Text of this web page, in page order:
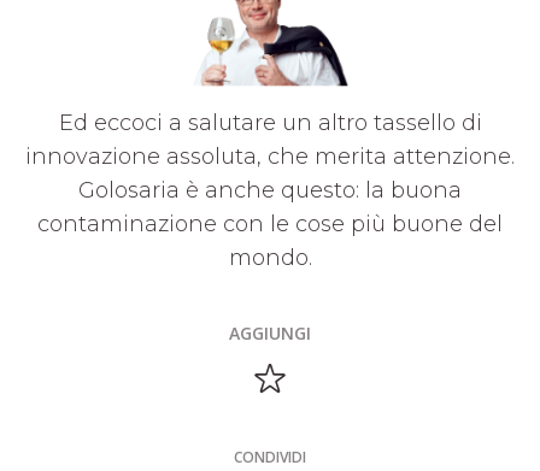
Ed eccoci a salutare un altro tassello di
innovazione assoluta, che merita attenzione.
Golosaria è anche questo: la buona
contaminazione con le cose più buone del
mondo.
AGGIUNGI
CONDIVIDI